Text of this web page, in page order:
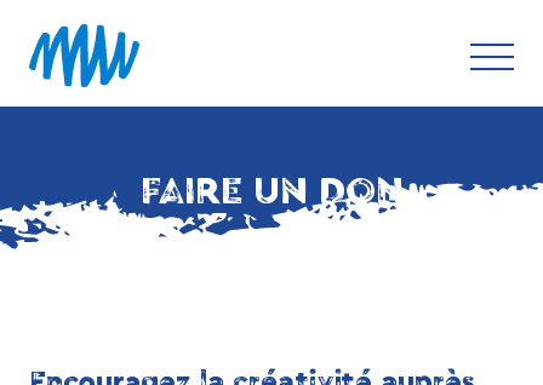
FAIRE UN DON